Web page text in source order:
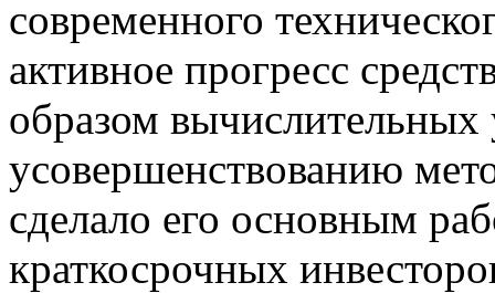
современного
активное прогресс
образом вычислительных
усовершенствованию
сделало его основным
краткосрочных